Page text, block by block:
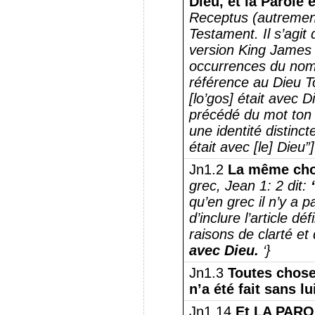
Receptus
Testament. Il
version King
occurrences du
référence au Dieu
[lo’gos] était avec
précédé du mot
une identité
était avec [le]
Jn1.2 La même
grec, Jean 1: 2 dit:
qu’en grec il n’y a
d’inclure l’article
raisons de clarté et
avec Dieu. ‘}
Jn1.3 Toutes
n’a été fait sans
Jn1.14 Et LA